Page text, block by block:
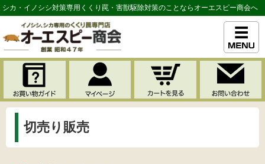
シカ・イノシシ対策専用くくり罠・害獣駆除対策のことならオーエスピー商会へ
切売り販売